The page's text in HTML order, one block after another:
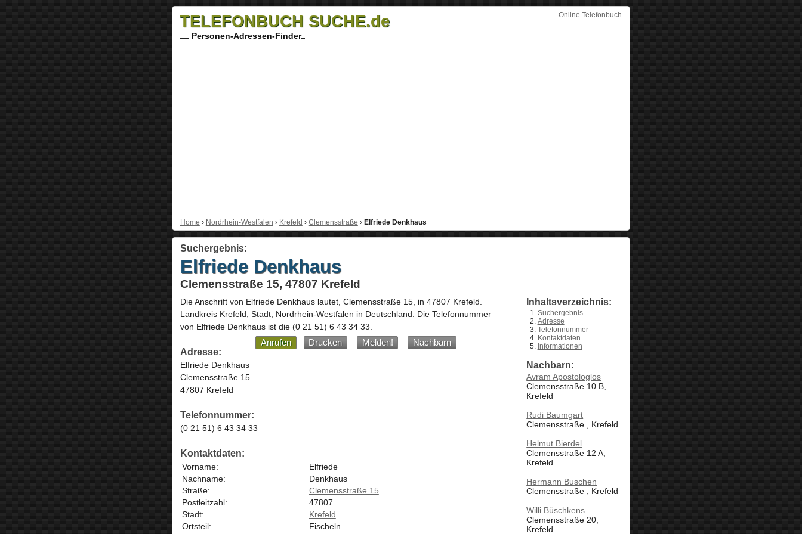
Online Telefonbuch
TELEFONBUCH SUCHE.de
Personen-Adressen-Finder
Home › Nordrhein-Westfalen › Krefeld › Clemensstraße › Elfriede Denkhaus
Suchergebnis:
Elfriede Denkhaus
Clemensstraße 15, 47807 Krefeld
Die Anschrift von Elfriede Denkhauslautet, Clemensstraße 15, in 47807 Krefeld
Landkreis Krefeld, Stadt, Nordrhein-Westfalen in Deutschland
Die Telefonnummer
von Elfriede Denkhaus ist die (0 21 51) 6 43 34 33
Anrufen Drucken Melden!
Nachbarn
Adresse:
Elfriede Denkhaus
Clemensstraße 15
47807 Krefeld
Telefonnummer:
(0 21 51) 6 43 34 33
Kontaktdaten:
Vorname:
Elfriede
Nachname:
Denkhaus
Straße:
Clemensstraße 15
Postleitzahl:
47807
Stadt:
Krefeld
Ortsteil:
Fischeln
Inhaltsverzeichnis:
Suchergebnis
Adresse
Telefonnummer
Kontaktdaten
Informationen
Nachbarn:
Avram Apostologlos
Clemensstraße 10 B,
Krefeld
Rudi Baumgart
Clemensstraße , Krefeld
Helmut Bierdel
Clemensstraße 12 A,
Krefeld
Hermann Buschen
Clemensstraße , Krefeld
Willi Büschkens
Clemensstraße 20,
Krefeld